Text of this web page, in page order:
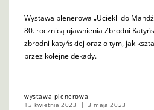
Wystawa plenerowa „Uciekli do
80. rocznicą ujawnienia Zbrodni
zbrodni katyńskiej oraz o tym, jak
przez kolejne dekady.
wystawa plenerowa
13 kwietnia 2023
3 maja 2023